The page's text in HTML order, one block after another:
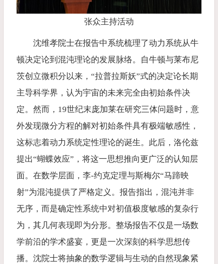
张众主持活动
沈维孝院士在报告中系统梳理了动力系统从牛
顿决定论到混沌理论的发展脉络。自牛顿与莱布尼
茨创立微积分以来，“拉普拉斯妖”式的决定论长期
主导科学界，认为宇宙的未来完全由初始条件决
定。然而，19世纪末庞加莱在研究三体问题时，意
外发现微分方程的解对初始条件具有极端敏感性，
这标志着动力系统定性理论的诞生。此后，洛伦兹
提出“蝴蝶效应”，将这一思想推向更广泛的认知层
面。在数学层面，李-约克定理与斯梅尔“马蹄映
射”为混沌提供了严格定义。报告指出，混沌并非
无序，而是确定性系统中对初值极度敏感的复杂行
为，其几何表现即为分形。整场报告不仅是一场数
学前沿的学术盛宴，更是一次深刻的科学思想传
播。沈院士将抽象的数学逻辑与生动的自然现象紧